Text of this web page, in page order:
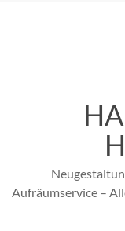
Aufräumservice –